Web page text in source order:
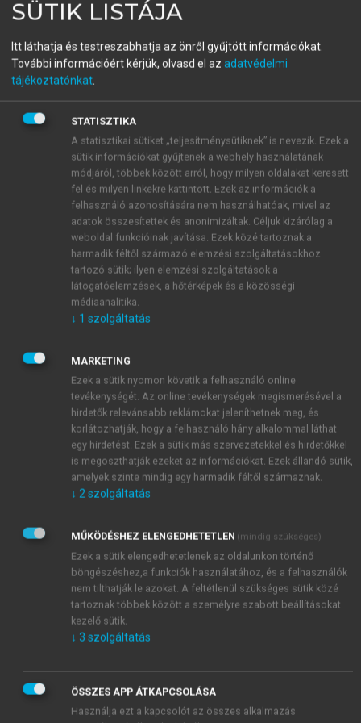
A kulturális turizmus
sokszínűsége
menu_book
Előadásmód, narratíva
Az idegenvezetés során az érdekes történetek jelentik
a fő építőelemet, és a narratív előadásmóda jellemző
A legendák és városi történetek fontos szerepet
játszanak. Az alternatív szolgáltatókról
általánosságban elmondható, hogy túráik a
történelmen túl társadalmi, irodalmi, képzőművészeti
és az élmény között párhuzamot vonnak:
dolog, hogy élményeket tudjunk átadni, sztorikat,
legendákat, mert azt nagyon szokták szeretni az
A Unique Hungary esetében például több
túra témája önmagában egy legenda vagy érdekes
történetek köré épül.„Nem a szokásos helyekről
beszélünk, nem a szokásos helyekre megyünk... nem arról
szólnak a túrák elsősorban, hogy milyen stílusban épült,
adatokkal próbáljuk feltölteni, hanem történetekkel. Kik
voltak azok, akik ott éltek, hogyan éltek...”.
SÜTIK LISTÁJA
Itt láthatja és testreszabhatja az önről gyűjtött információkat.
További információért kérjük, olvasd el az adatvédelmi
tájékoztatónkat
STATISZTIKA
A statisztikai sütiket „teljesítménysütiknek” is nevezik. Ezek a
sütik információkat gyűjtenek a webhely használatának
módjáról, többek között arról, hogy milyen oldalakat keresett
fel és milyen linkekre kattintott. Ezek az információk a
felhasználó azonosítására nem használhatóak, mivel az
adatok összesítettek és anonimizáltak. Céljuk kizárólag a
weboldal funkcióinak javítása. Ezek közé tartoznak a
harmadik féltől származó elemzési szolgáltatásokhoz
tartozó sütik; ilyen elemzési szolgáltatások a
látogatóelemzések, a hőtérképek és a közösségi
médiaanalitika.
↓ 1 szolgáltatás
MARKETING
Ezek a sütik nyomon követik a felhasználó online
tevékenységét. Az online tevékenységek megismerésével a
hirdetők relevánsabb reklámokat jeleníthetnek meg, és
korlátozhatják, hogy a felhasználó hány alkalommal láthat
egy hirdetést. Ezek a sütik más szervezetekkel és hirdetőkkel
is megoszthatják ezeket az információkat. Ezek állandó sütik,
amelyek szinte mindig egy harmadik féltől származnak.
↓ 2 szolgáltatás
MŰKÖDÉSHEZ ELENGEDHETETLEN (mindig szükséges)
Ezek a sütik elengedhetetlenek az oldalunkon történő
böngészéshez,a funkciók használatához, és a felhasználók
nem tilthatják le azokat. A feltétlenül szükséges sütik közé
tartoznak többek között a személyre szabott beállításokat
kezelő sütik.
↓ 3 szolgáltatás
ÖSSZES APP ÁTKAPCSOLÁSA
Használja ezt a kapcsolót az összes alkalmazás